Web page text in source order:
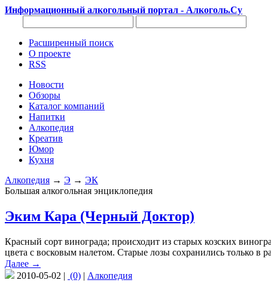
Информационный алкогольный портал - Алкоголь.Су
Расширенный поиск
О проекте
RSS
Новости
Обзоры
Каталог компаний
Напитки
Алкопедия
Креатив
Юмор
Кухня
Алкопедия → Э → ЭК
Большая алкогольная энциклопедия
Эким Кара (Черный Доктор)
Красный сорт винограда; происходит из старых козских
цвета с восковым налетом. Старые лозы сохранились только в
Далее →
2010-05-02 | (0) | Алкопедия